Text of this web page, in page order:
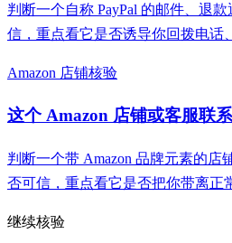
判断一个自称 PayPal 的邮件、退
信，重点看它是否诱导你回拨电话
Amazon 店铺核验
这个 Amazon 店铺或客服联
判断一个带 Amazon 品牌元素的店
否可信，重点看它是否把你带离正
继续核验